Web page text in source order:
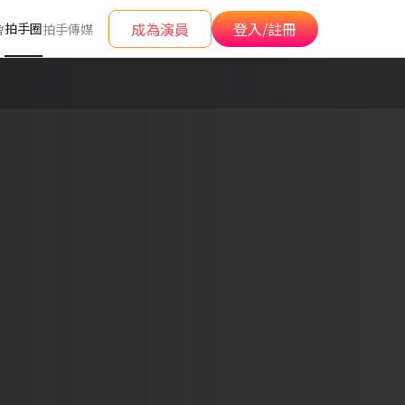
拍手圈拍手傳媒 成為演員 登入/註冊